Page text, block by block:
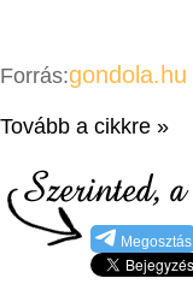
Forrás:gondola.hu
Tovább a cikkre »
Megosztás